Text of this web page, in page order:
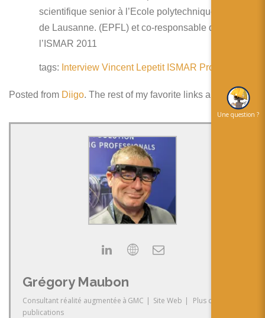
scientifique senior à l’Ecole polytechnique fédérale
de Lausanne. (EPFL) et co-responsable de
l’ISMAR 2011
tags: Interview Vincent Lepetit ISMAR Prospective
Posted from Diigo. The rest of my favorite links are here.
Grégory Maubon
Consultant réalité augmentée à GMC | Site Web |
Plus de
publications
Une question ?